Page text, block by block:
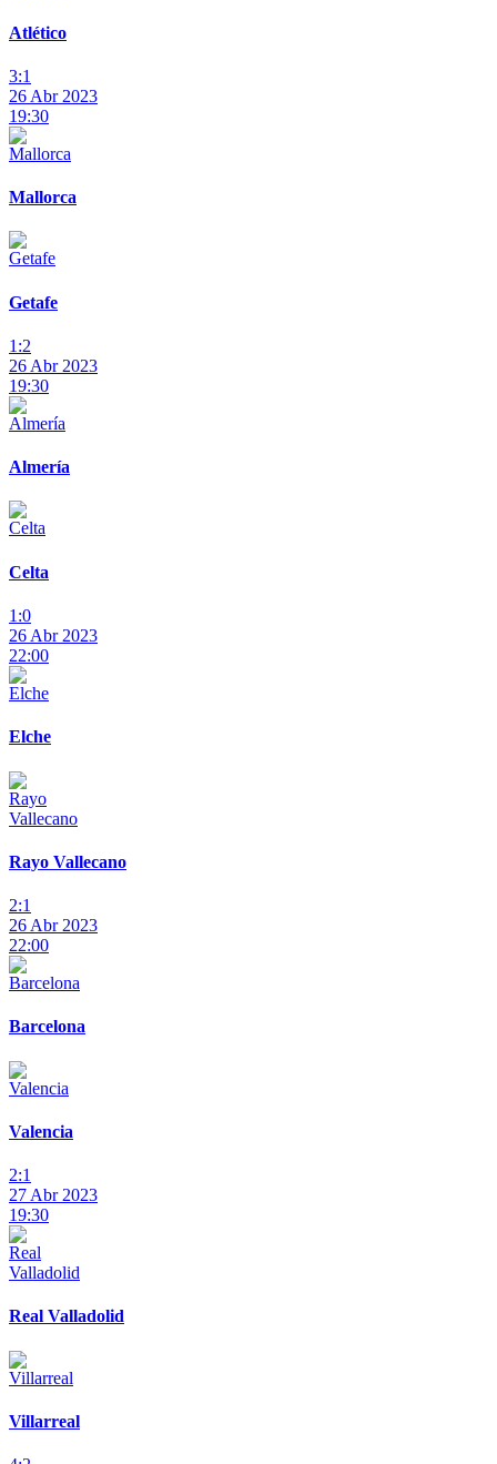
Atlético
3:1
26 Abr 2023
19:30
Mallorca
Getafe
1:2
26 Abr 2023
19:30
Almería
Celta
1:0
26 Abr 2023
22:00
Elche
Rayo Vallecano
2:1
26 Abr 2023
22:00
Barcelona
Valencia
2:1
27 Abr 2023
19:30
Real Valladolid
Villarreal